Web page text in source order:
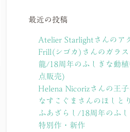
最近の投稿
Atelier Starlightさんのア
Frill(シゴカ)さんのガラス
龍/18周年のふしぎな動
点販売)
Helena Nicorizさんの王
なすこぐまさんのほしと
ふあざらし/18周年のふ
特別作・新作